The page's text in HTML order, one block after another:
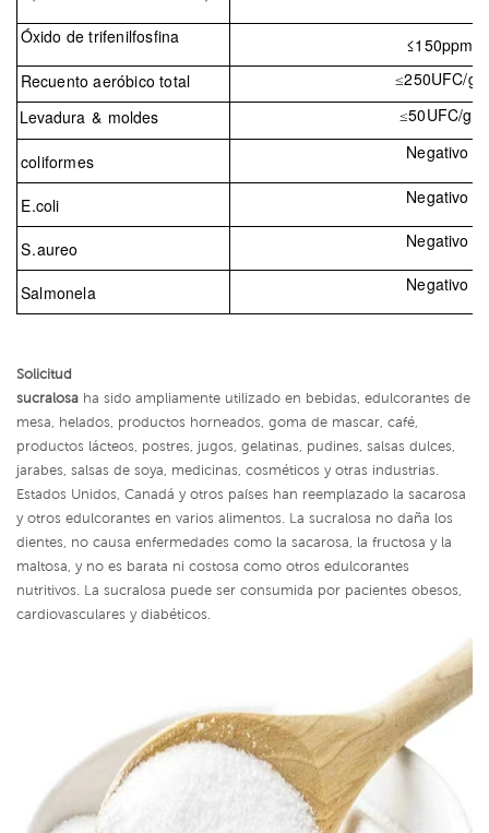
Óxido de trifenilfosfina ≤150ppm
Recuento aeróbico total
≤250UFC/g
Levadura & moldes ≤50UFC/g
coliformes Negativo
E.coli Negativo
S.aureo Negativo
Salmonela Negativo
Solicitud
sucralosa ha sido ampliamente utilizado en bebidas, edulcorantes de
mesa, helados, productos horneados, goma de mascar, café,
productos lácteos, postres, jugos, gelatinas, pudines, salsas dulces,
jarabes, salsas de soya, medicinas, cosméticos y otras industrias.
Estados Unidos, Canadá y otros países han reemplazado la sacarosa
y otros edulcorantes en varios alimentos. La sucralosa no daña los
dientes, no causa enfermedades como la sacarosa, la fructosa y la
maltosa, y no es barata ni costosa como otros edulcorantes
nutritivos. La sucralosa puede ser consumida por pacientes obesos,
cardiovasculares y diabéticos.